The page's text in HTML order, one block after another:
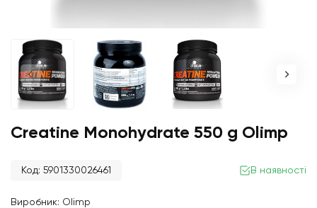
Creatine Monohydrate 550 g Olimp
Код: 5901330026461 В наявності
Виробник: Olimp